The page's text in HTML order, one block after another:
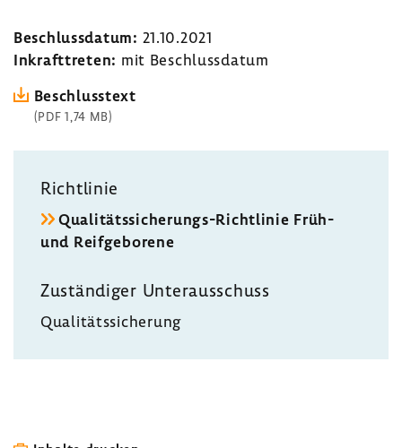
Beschluss­datum: 21.10.2021
Inkraft­treten: mit Beschluss­datum
Beschluss­text
(PDF 1,74 MB)
Richt­linie
Qualitätssicherungs-​Richtlinie Früh-
und Reif­ge­bo­rene
Zustän­diger Unter­aus­schuss
Quali­täts­si­che­rung